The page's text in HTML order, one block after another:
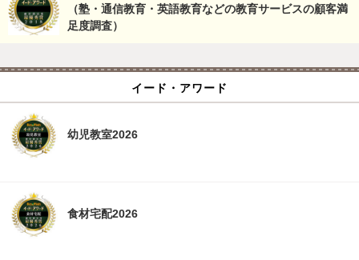
（塾・通信教育・英語教育などの教育サービスの顧客満
足度調査）
イード・アワード
幼児教室2026
食材宅配2026